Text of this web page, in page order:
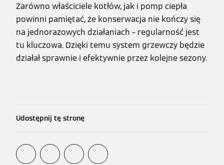
Zarówno właściciele kotłów, jak i pomp ciepła
powinni pamiętać, że konserwacja nie kończy się
na jednorazowych działaniach – regularność jest
tu kluczowa. Dzięki temu system grzewczy będzie
działał sprawnie i efektywnie przez kolejne sezony.
Udostępnij tę stronę